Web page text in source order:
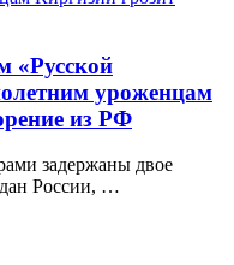
«Русской
уроженцам
из РФ
задержаны двое
России, …